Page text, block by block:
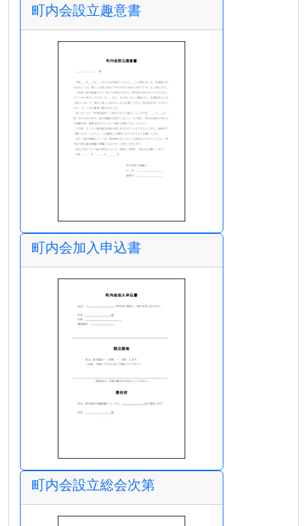
町内会設立趣意書
町内会加入申込書
町内会設立総会次第